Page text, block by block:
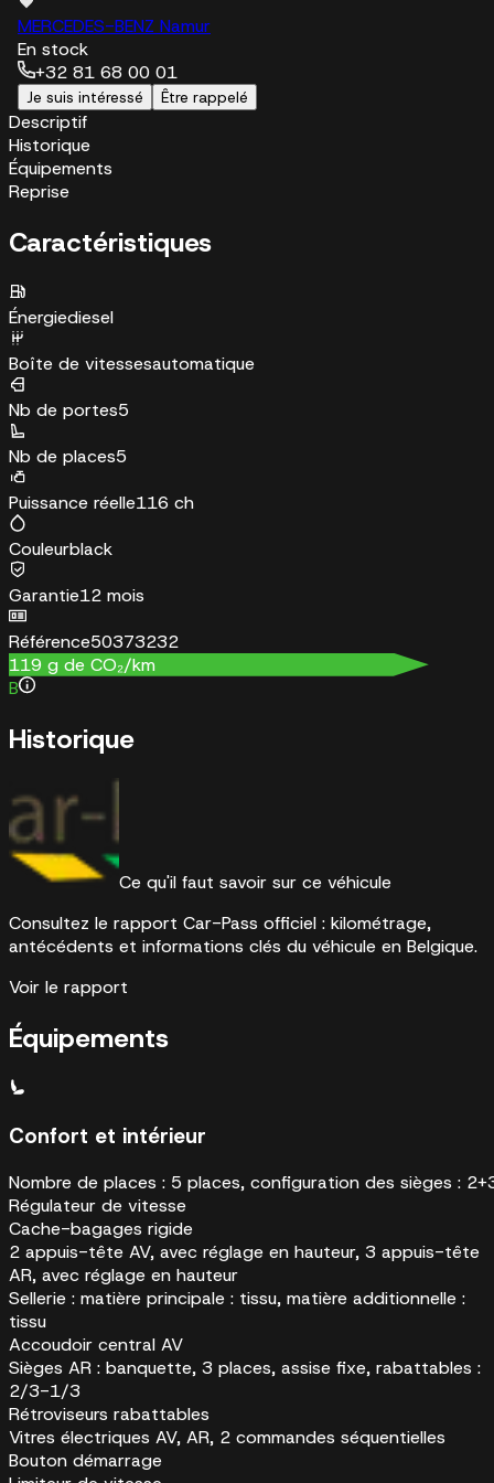
MERCEDES-BENZ Namur
En stock
+32 81 68 00 01
Je suis intéressé Être rappelé
Descriptif
Historique
Équipements
Reprise
Caractéristiques
Énergiediesel
Boîte de vitessesautomatique
Nb de portes5
Nb de places5
Puissance réelle116 ch
Couleurblack
Garantie12 mois
Référence50373232
119 g de CO₂/km
B
Historique
Ce qu'il faut savoir sur ce véhicule
Consultez le rapport Car-Pass officiel : kilométrage,
antécédents et informations clés du véhicule en Belgique.
Voir le rapport
Équipements
Confort et intérieur
Nombre de places : 5 places, configuration des sièges :
Régulateur de vitesse
Cache-bagages rigide
2 appuis-tête AV, avec réglage en hauteur, 3 appuis-tête
AR, avec réglage en hauteur
Sellerie : matière principale : tissu, matière additionnelle :
tissu
Accoudoir central AV
Sièges AR : banquette, 3 places, assise fixe, rabattables :
2/3-1/3
Rétroviseurs rabattables
Vitres électriques AV, AR, 2 commandes séquentielles
Bouton démarrage